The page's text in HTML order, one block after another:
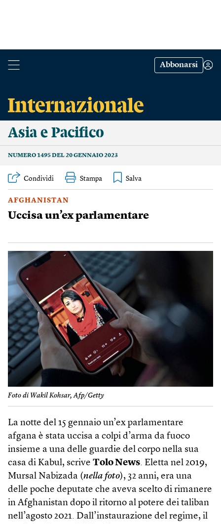
Abbonarsi
Asia e Pacifico
NUMERO 1495 DEL 20 GENNAIO 2023
Condividi Stampa
AFGHANISTAN
Uccisa un’ex parlamentare
Foto di Wakil Kohsar, Afp/Getty
La notte del 15 gennaio un’ex parlamentare
afgana è stata uccisa a colpi d’arma da fuoco
insieme a una delle guardie del corpo nella sua
casa di Kabul, scrive Tolo News. Eletta nel 2019,
Mursal Nabizada (nella foto), 32 anni, era una
delle poche deputate che aveva scelto di rimanere
in Afghanistan dopo il ritorno al potere dei taliban
nell’agosto 2021. Dall’instaurazione del regime, il